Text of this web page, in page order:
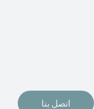
اتصل بنا